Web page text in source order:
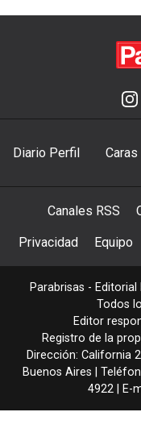
Diario Perfil Caras
Canales RSS
Privacidad Equipo
Parabrisas - Editorial
Todos
Editor
Registro de la
Dirección: California
Buenos Aires |
4922 | E-